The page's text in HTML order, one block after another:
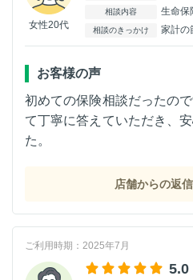
女性20代
相談内容
相談のきっかけ 家計の
お客様の声
初めての保険相談だったの
て丁寧に答えていただき、
た。
店舗からの返
ご利用時期：2025年7月
5.0